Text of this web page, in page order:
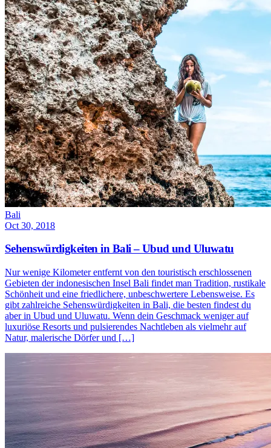
Bali
Oct 30, 2018
Sehenswürdigkeiten in Bali – Ubud und Uluwatu
Nur wenige Kilometer entfernt von den touristisch erschlossenen
Gebieten der indonesischen Insel Bali findet man Tradition, rustikale
Schönheit und eine friedlichere, unbeschwertere Lebensweise. Es
gibt zahlreiche Sehenswürdigkeiten in Bali, die besten findest du
aber in Ubud und Uluwatu. Wenn dein Geschmack weniger auf
luxuriöse Resorts und pulsierendes Nachtleben als vielmehr auf
Natur, malerische Dörfer und […]